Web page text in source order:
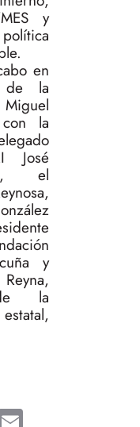
y
en
de la
la
José
el
y
de la